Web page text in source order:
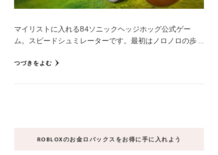
マイリストに入れる84ソニックヘッジホッグ公式ゲー
ム。スピードシュミレーターです。最初はノロノロの歩 …
つづきをよむ
ROBLOXのお金ロバックスをお得に手に入れよう